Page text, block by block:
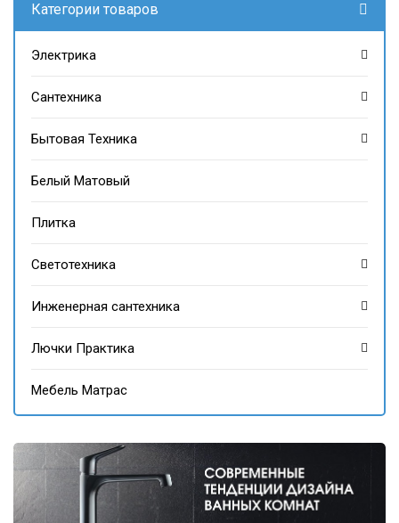
Категории товаров
Электрика
Сантехника
Бытовая Техника
Белый Матовый
Плитка
Светотехника
Инженерная сантехника
Лючки Практика
Мебель Матрас